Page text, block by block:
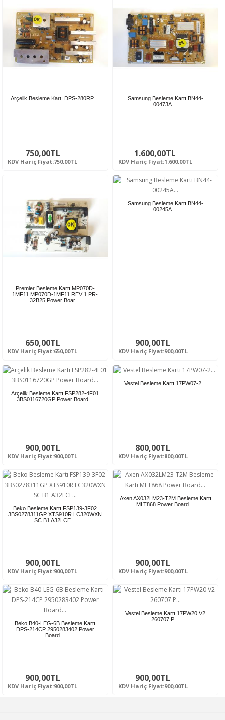
Arçelik Besleme Kartı DPS-280RP…
750,00TL
KDV Hariç Fiyat:750,00TL
Samsung Besleme Kartı BN44-
00473A…
1.600,00TL
KDV Hariç Fiyat:1.600,00TL
Premier Besleme Kartı MP070D-
1MF11 MP070D-1MF11 REV 1 PR-
32B25 Power Boar…
650,00TL
KDV Hariç Fiyat:650,00TL
Samsung Besleme Kartı BN44-
00245A…
900,00TL
KDV Hariç Fiyat:900,00TL
Arçelik Besleme Kartı FSP282-4F01
3BS0116720GP Power Board…
900,00TL
KDV Hariç Fiyat:900,00TL
Vestel Besleme Kartı 17PW07-2…
800,00TL
KDV Hariç Fiyat:800,00TL
Beko Besleme Kartı FSP139-3F02
3BS0278311GP XTS910R LC320WXN
SC B1 A32LCE…
900,00TL
KDV Hariç Fiyat:900,00TL
Axen AX032LM23-T2M Besleme Kartı
MLT868 Power Board…
900,00TL
KDV Hariç Fiyat:900,00TL
Beko B40-LEG-6B Besleme Kartı
DPS-214CP 2950283402 Power
Board…
900,00TL
KDV Hariç Fiyat:900,00TL
Vestel Besleme Kartı 17PW20 V2
260707 P…
900,00TL
KDV Hariç Fiyat:900,00TL